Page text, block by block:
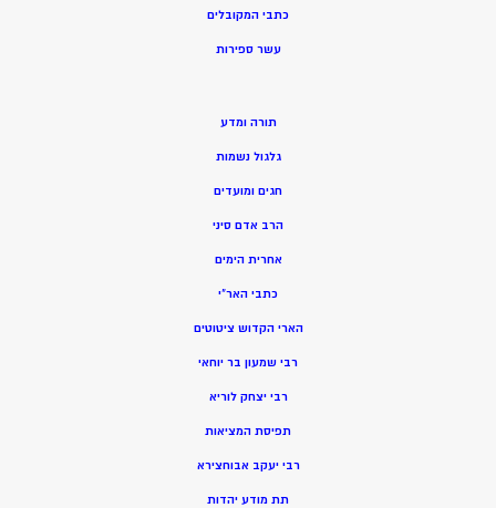
כתבי המקובלים
עשר ספירות
תורה ומדע
גלגול נשמות
חגים ומועדים
הרב אדם סיני
אחרית הימים
כתבי האר”י
הארי הקדוש ציטוטים
רבי שמעון בר יוחאי
רבי יצחק לוריא
תפיסת המציאות
רבי יעקב אבוחצירא
תת מודע יהדות